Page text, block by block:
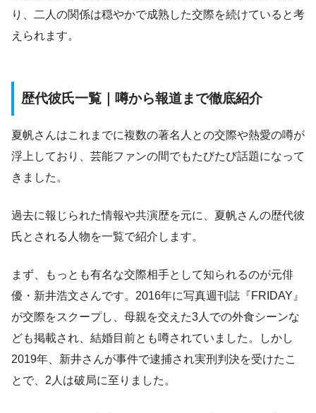
り、二人の関係は穏やかで成熟した交際を続けていると考
えられます。
歴代彼氏一覧｜噂から報道まで徹底紹介
夏帆さんはこれまでに複数の著名人との交際や熱愛の噂が
浮上しており、芸能ファンの間でもたびたび話題になって
きました。
過去に報じられた情報や共演歴を元に、夏帆さんの歴代彼
氏とされる人物を一覧で紹介します。
まず、もっとも有名な交際相手として知られるのが元俳
優・新井浩文さんです。2016年に写真週刊誌『FRIDAY』
が交際をスクープし、母親を交えた3人での外食シーンな
ども掲載され、結婚目前とも噂されていました。しかし
2019年、新井さんが事件で逮捕され実刑判決を受けたこ
とで、2人は破局に至りました。